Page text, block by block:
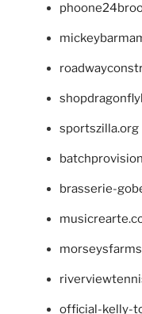
sportszilla.org
brasserie-
official-kelly-